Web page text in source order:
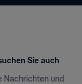
Sie auch
Nachrichten und